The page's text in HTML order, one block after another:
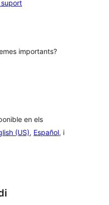
importants?
en els
(US), Español, i